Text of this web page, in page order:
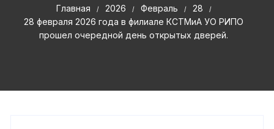
Главная 2026 Февраль
28
28 февраля 2026 года в филиале КСТМиА УО РИПО
прошел очередной день открытых дверей.